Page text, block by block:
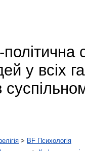
у всіх
> BF Психологія